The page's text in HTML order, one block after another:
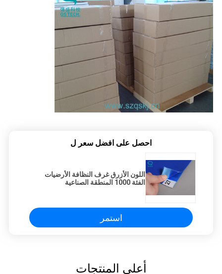
احصل على افضل سعر ل
اللون الأزرق غرف النظافة الأرضيات
الفئة 1000 المنطقة الصناعية
استمر
أعلى المنتجات